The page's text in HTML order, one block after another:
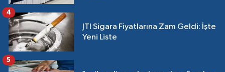
JTI Sigara Fiyatlarına Zam Geldi: İşte
Yeni Liste
4
5